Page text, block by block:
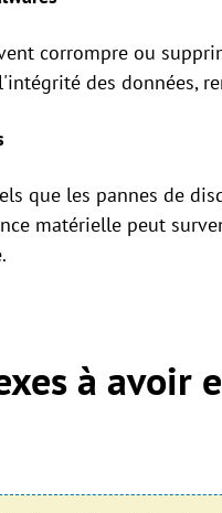
corrompre ou
des données,
que les pannes de
matérielle peut
à avoir